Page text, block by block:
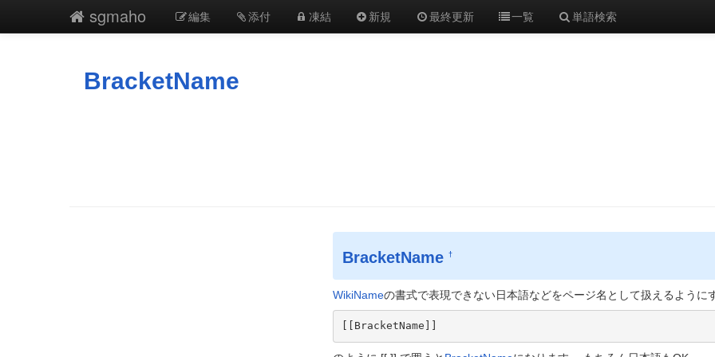
sgmaho 編集 添付 凍結 新規 最終更新 一覧 単語検索
BracketName
BracketName †
WikiNameの書式で表現できない日本語などをページ名として扱えるように
[[BracketName]]